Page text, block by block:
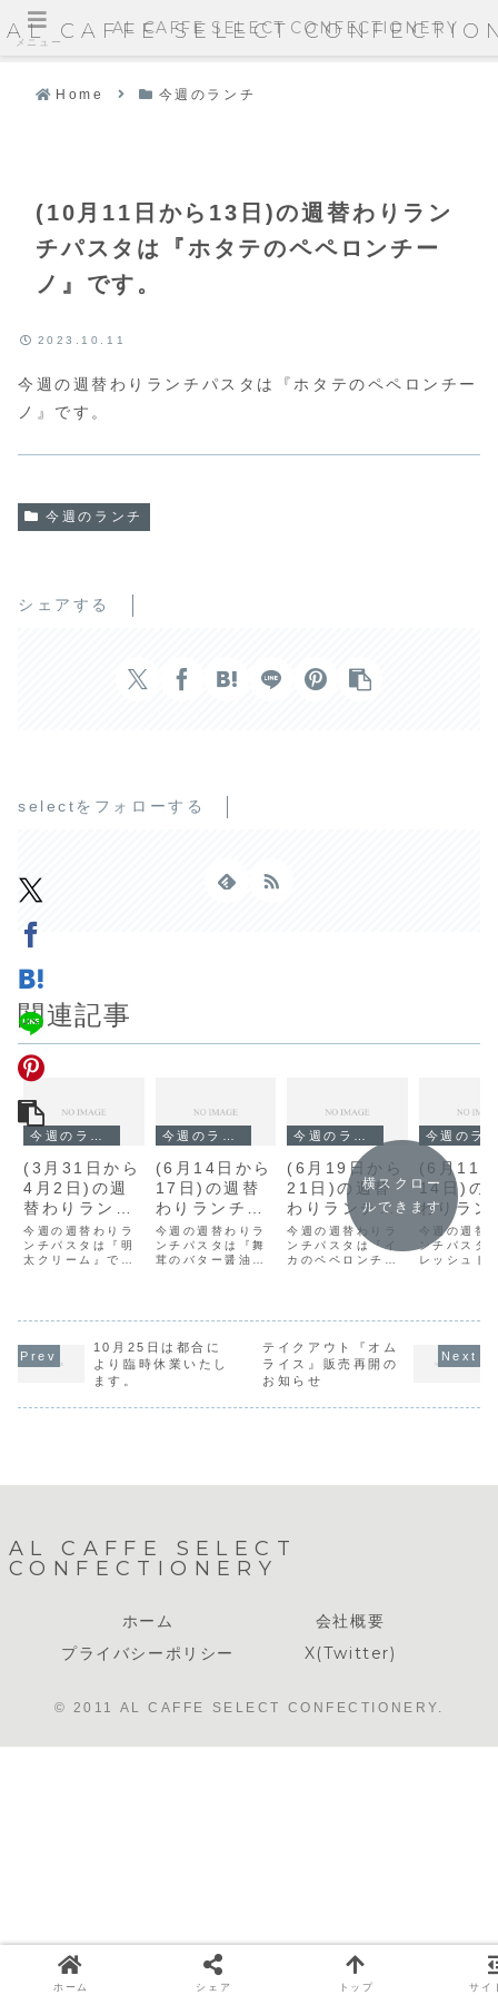
AL CAFFE SELECT
Home 今週のランチ
(10月11日から13日)の週替わりラン
チパスタは『ホタテのペペロンチー
ノ』です。
2023.10.11
今週の週替わりランチパスタは『ホタテのペペロンチー
ノ』です。
今週のランチ
シェアする
selectをフォローする
関連記事
(3月31日から
4月2日)の週
替わりランチ
パスタは『明
太クリーム』
です。
今週の週替わりラ
ンチパスタは『明
太クリーム』で
(6月14日から
17日)の週替
わりランチパ
スタは『舞茸
のバター醤
油』です。
今週の週替わりラ
ンチパスタは『舞
茸のバター醤油』
(6月19日から
21日)の週替
わりランチパ
スタは『イカ
のペペロンチ
ーノ』です。
今週の週替わりラ
ンチパスタは『イ
カのペペロンチー
(6月11
14日)の
わりラン
スタは『
ッシュト
のバジル
今週の週替
ンチパスタ
レッシュト
横スクロー
ルできます
10月25日は都合に
より臨時休業いたし
ます。
テイクアウト『オム
ライス』販売再開の
お知らせ
AL CAFFE SELECT
CONFECTIONERY
ホーム
会社概要
プライバシーポリシー
X(Twitter)
© 2011 AL CAFFE SELECT CONFECTIONERY.
メニュー
AL CAFFE SELECT CONFECTIONERY
ホーム シェア トップ サイ